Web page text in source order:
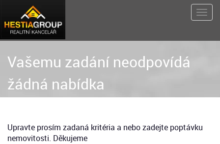
Vašemu zadání neodpovídá
žádná nabídka
Upravte prosím zadaná kritéria a nebo zadejte poptávku
nemovitosti. Děkujeme